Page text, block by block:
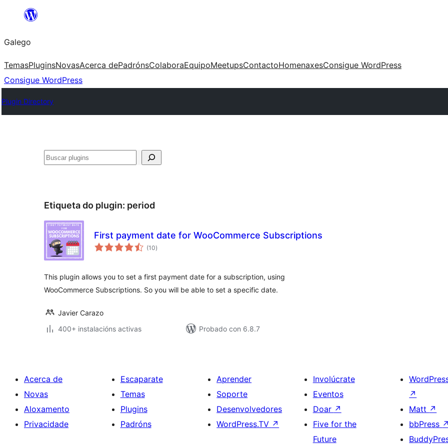
Saltar
contido
Galego
TemasPluginsNovasAcerca dePadrónsColaboraEquipoMeetupsContactoHomenaxesConsigue WordPress
Consigue WordPress
Plugin Directory
Buscar
Etiqueta do plugin: period
First payment date for WooCommerce Subscriptions
(10valoracións
totais
)
This plugin allows you to set a first payment date for a subscription, using
WooCommerce Subscriptions. So you will be able to set a specific date.
Javier Carazo
400+ instalacións activas
Probado con 6.8.7
Acerca de
Novas
Aloxamento
Privacidade
Escaparate
Temas
Plugins
Padróns
Aprender
Soporte
Desenvolvedores
WordPress.TV ↗
Involúcrate
Eventos
Doar ↗
Five for the
Future
↗
Matt ↗
bbPress ↗